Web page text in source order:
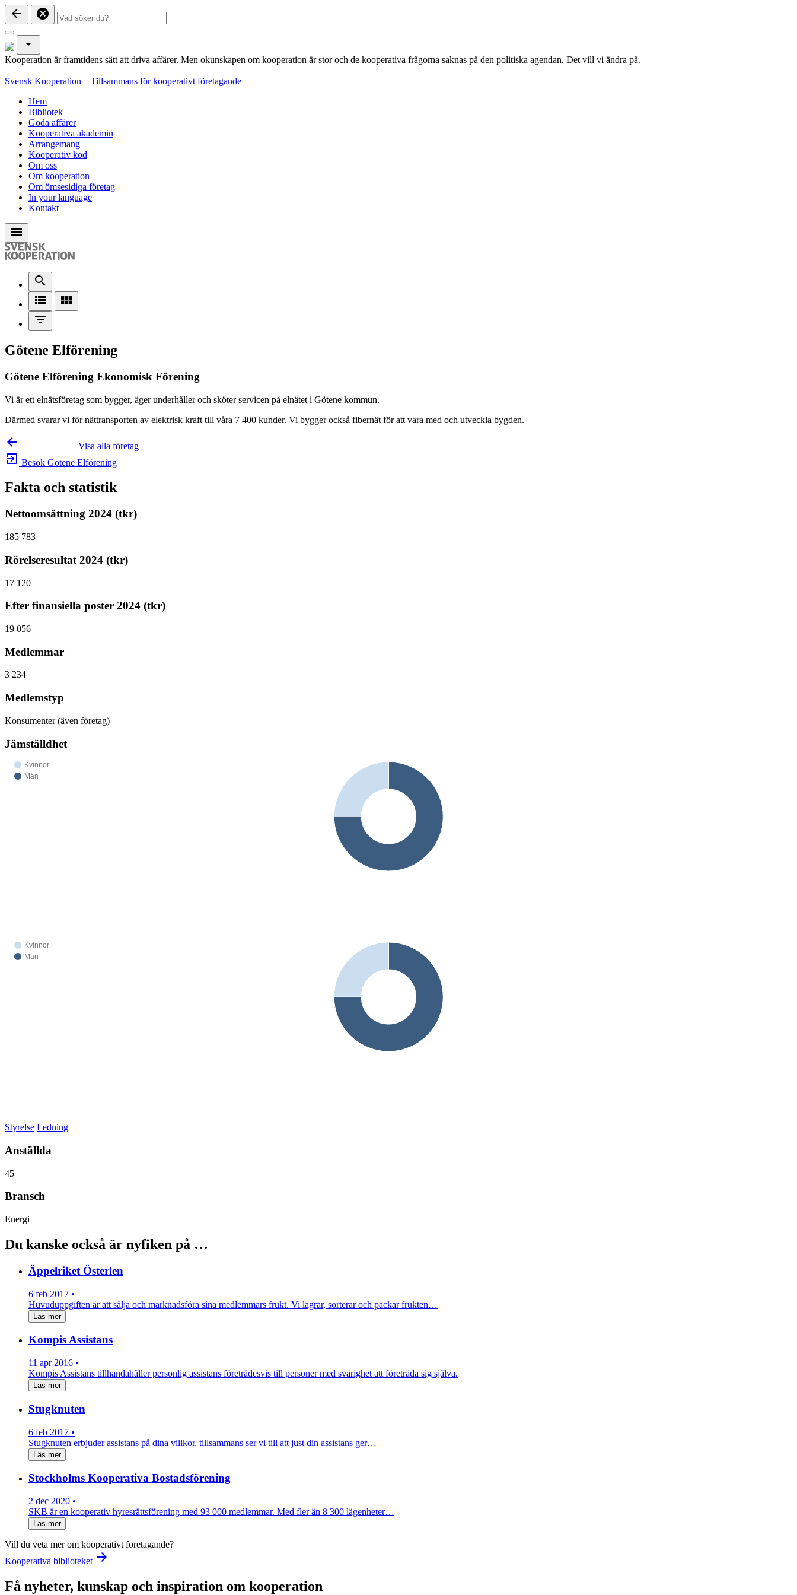
arrow_back cancel
arrow_drop_down
Kooperation är framtidens sätt att driva affärer. Men okunskapen om kooperation är stor och de kooperativa frågorna saknas på den politiska agendan. Det vill vi ändra på.
Svensk Kooperation – Tillsammans för kooperativt företagande
Hem
Bibliotek
Goda affärer
Kooperativa akademin
Arrangemang
Kooperativ kod
Om oss
Om kooperation
Om ömsesidiga företag
In your language
Kontakt
menu
search
view_list
view_module
filter_list
Götene Elförening
Götene Elförening Ekonomisk Förening
Vi är ett elnätsföretag som bygger, äger underhåller och sköter servicen på elnätet i Götene kommun.
Därmed svarar vi för nättransporten av elektrisk kraft till våra 7 400 kunder. Vi bygger också fibernät för att vara med och utveckla bygden.
arrow_backward Visa alla företag
exit_to_app Besök Götene Elförening
Fakta och statistik
Nettoomsättning 2024 (tkr)
185 783
Rörelseresultat 2024 (tkr)
17 120
Efter finansiella poster 2024 (tkr)
19 056
Medlemmar
3 234
Medlemstyp
Konsumenter (även företag)
Jämställdhet
Styrelse Ledning
Anställda
45
Bransch
Energi
Du kanske också är nyfiken på …
Äppelriket Österlen
6 feb 2017 •
Huvuduppgiften är att sälja och marknadsföra sina medlemmars frukt. Vi lagrar, sorterar och packar frukten…
Läs mer
Kompis Assistans
11 apr 2016 •
Kompis Assistans tillhandahåller personlig assistans företrädesvis till personer med svårighet att företräda sig själva.
Läs mer
Stugknuten
6 feb 2017 •
Stugknuten erbjuder assistans på dina villkor, tillsammans ser vi till att just din assistans ger…
Läs mer
Stockholms Kooperativa Bostadsförening
2 dec 2020 •
SKB är en kooperativ hyresrättsförening med 93 000 medlemmar. Med fler än 8 300 lägenheter…
Läs mer
Vill du veta mer om kooperativt företagande?
Kooperativa biblioteket arrow_forward
Få nyheter, kunskap och inspiration om kooperation